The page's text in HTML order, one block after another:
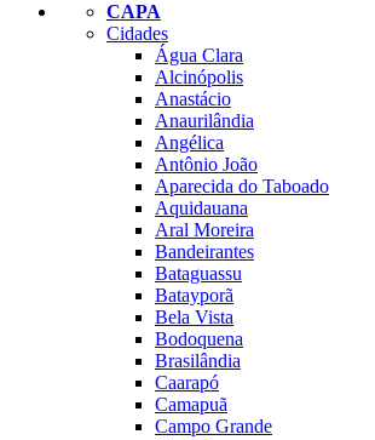
CAPA
Cidades
Água Clara
Alcinópolis
Anastácio
Anaurilândia
Angélica
Antônio João
Aparecida do Taboado
Aquidauana
Aral Moreira
Bandeirantes
Bataguassu
Batayporã
Bela Vista
Bodoquena
Brasilândia
Caarapó
Camapuã
Campo Grande